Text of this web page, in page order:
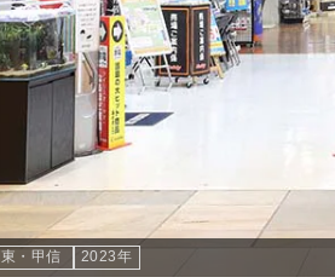
・甲信 2023年